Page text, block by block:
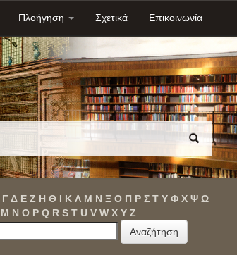
Πλοήγηση Σχετικά Επικοινωνία
Γ Δ Ε Ζ Η Θ Ι Κ Λ Μ Ν Ξ Ο Π Ρ Σ Τ Υ Φ Χ Ψ Ω
M N O P Q R S T U V W X Y Z